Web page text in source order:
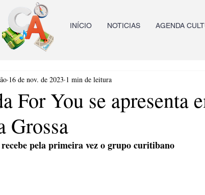
INÍCIO NOTICIAS AGENDA
For You se apresenta
Grossa
16 de nov. de 2023 1 min de leitura
pela primeira vez o grupo curitibano